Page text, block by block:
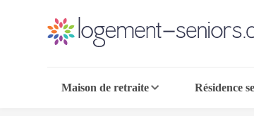
Maison de retraite Résidence